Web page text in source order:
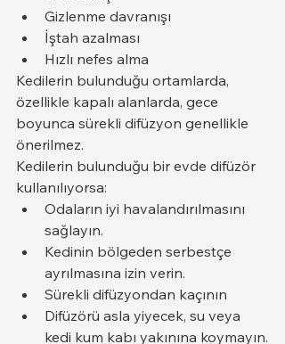
Gizlenme davranışı
İştah azalması
Hızlı nefes alma
Kedilerin bulunduğu ortamlarda,
özellikle kapalı alanlarda, gece
boyunca sürekli difüzyon genellikle
önerilmez.
Kedilerin bulunduğu bir evde difüzör
kullanılıyorsa:
Odaların iyi havalandırılmasını
sağlayın.
Kedinin bölgeden serbestçe
ayrılmasına izin verin.
Sürekli difüzyondan kaçının
Difüzörü asla yiyecek, su veya
kedi kum kabı yakınına koymayın.